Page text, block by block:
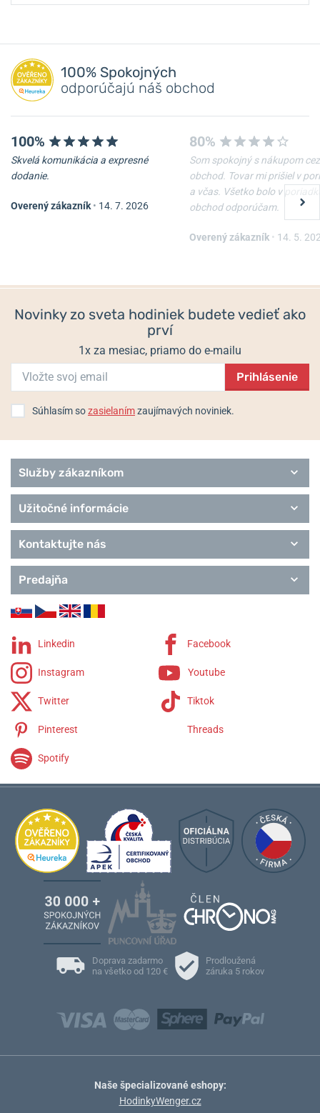
100% Spokojných
odporúčajú náš obchod
100%
Skvelá komunikácia a expresné
dodanie.
Overený zákazník • 14. 7. 2026
80%
Som spokojný s nákupom cez
obchod. Tovar mi prišiel v
a včas. Všetko bolo v
obchod odporúčam.
Overený zákazník • 14. 5.
Novinky zo sveta hodiniek budete vedieť ako
prví
1x za mesiac, priamo do e-mailu
Prihlásenie
Súhlasím sozasielanímzaujímavých noviniek.
Služby zákazníkom
Užitočné informácie
Kontaktujte nás
Predajňa
Linkedin Facebook
Instagram Youtube
Twitter Tiktok
Pinterest Threads
Spotify
Doprava zadarmo
na všetko od 120 €
Prodloužená
záruka 5 rokov
Naše špecializované eshopy:
HodinkyWenger.cz